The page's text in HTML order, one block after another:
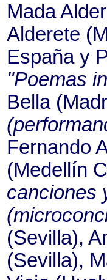
Mada
Alderete
España y
"Poemas
Bella
Fernando
(Medellín
canciones
(Sevilla),
(Sevilla),